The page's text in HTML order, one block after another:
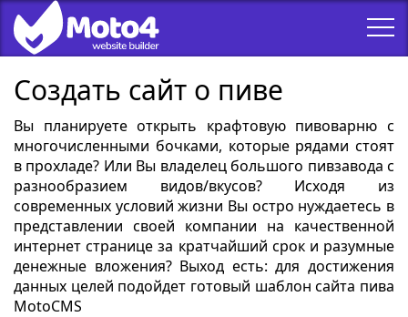
Создать сайт о пиве
Вы планируете открыть крафтовую пивоварню с
многочисленными бочками, которые рядами стоят
в прохладе? Или Вы владелец большого пивзавода с
разнообразием видов/вкусов? Исходя из
современных условий жизни Вы остро нуждаетесь в
представлении своей компании на качественной
интернет странице за кратчайший срок и разумные
денежные вложения? Выход есть: для достижения
данных целей подойдет готовый шаблон сайта пива
MotoCMS